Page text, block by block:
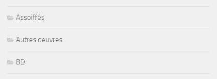
Assoiffés
Autres oeuvres
BD